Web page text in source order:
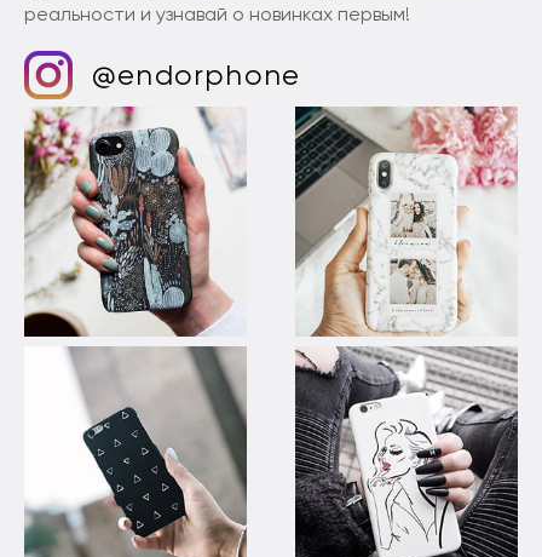
реальности и узнавай о новинках первым!
@endorphone